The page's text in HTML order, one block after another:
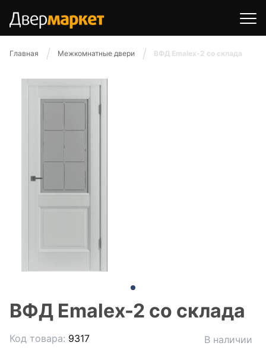
Главная Межкомнатные двери ВФД Emalex-2 со склада
ВФД Emalex-2 со склада
Код товара: 9317 В наличии